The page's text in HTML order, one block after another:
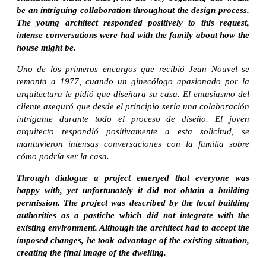
be an intriguing collaboration throughout the design process.
The young architect responded positively to this request,
intense conversations were had with the family about how the
house might be.
Uno de los primeros encargos que recibió Jean Nouvel se
remonta a 1977, cuando un ginecólogo apasionado por la
arquitectura le pidió que diseñara su casa. El entusiasmo del
cliente aseguró que desde el principio sería una colaboración
intrigante durante todo el proceso de diseño. El joven
arquitecto respondió positivamente a esta solicitud, se
mantuvieron intensas conversaciones con la familia sobre
cómo podría ser la casa.
Through dialogue a project emerged that everyone was
happy with, yet unfortunately it did not obtain a building
permission. The project was described by the local building
authorities as a pastiche which did not integrate with the
existing environment. Although the architect had to accept the
imposed changes, he took advantage of the existing situation,
creating the final image of the dwelling.